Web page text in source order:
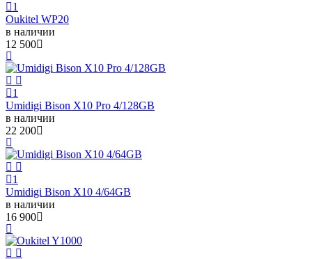
1
Oukitel WP20
в наличии
12 500
1
Umidigi Bison X10 Pro 4/128GB
в наличии
22 200
1
Umidigi Bison X10 4/64GB
в наличии
16 900